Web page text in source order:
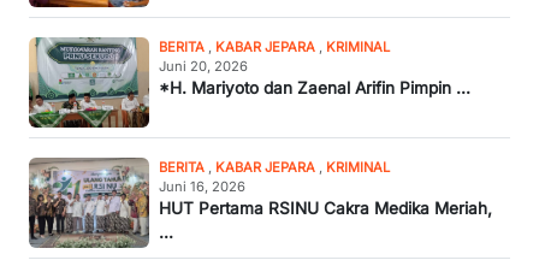
BERITA , KABAR JEPARA , KRIMINAL
Juni 20, 2026
*H. Mariyoto dan Zaenal Arifin Pimpin ...
BERITA , KABAR JEPARA , KRIMINAL
Juni 16, 2026
HUT Pertama RSINU Cakra Medika Meriah,
...